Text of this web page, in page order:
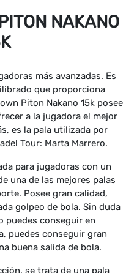
NAKANO
más avanzadas. Es
que proporciona
Piton Nakano 15k posee
a la jugadora el mejor
es la pala utilizada por
Tour: Marta Marrero.
para jugadoras con un
una de las mejores palas
Posee gran calidad,
golpeo de bola. Sin duda
puedes conseguir en
puedes conseguir gran
buena salida de bola.
se trata de una pala